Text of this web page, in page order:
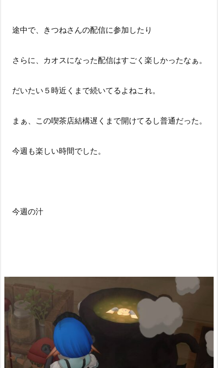
途中で、きつねさんの配信に参加したり
さらに、カオスになった配信はすごく楽しかったなぁ。
だいたい５時近くまで続いてるよねこれ。
まぁ、この喫茶店結構遅くまで開けてるし普通だった。
今週も楽しい時間でした。
今週の汁